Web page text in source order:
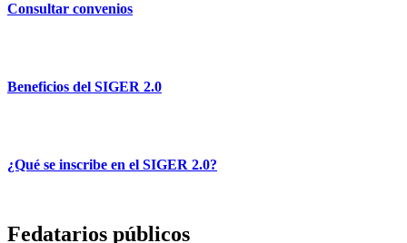
Consultar convenios
Beneficios del SIGER 2.0
¿Qué se inscribe en el SIGER 2.0?
Fedatarios públicos